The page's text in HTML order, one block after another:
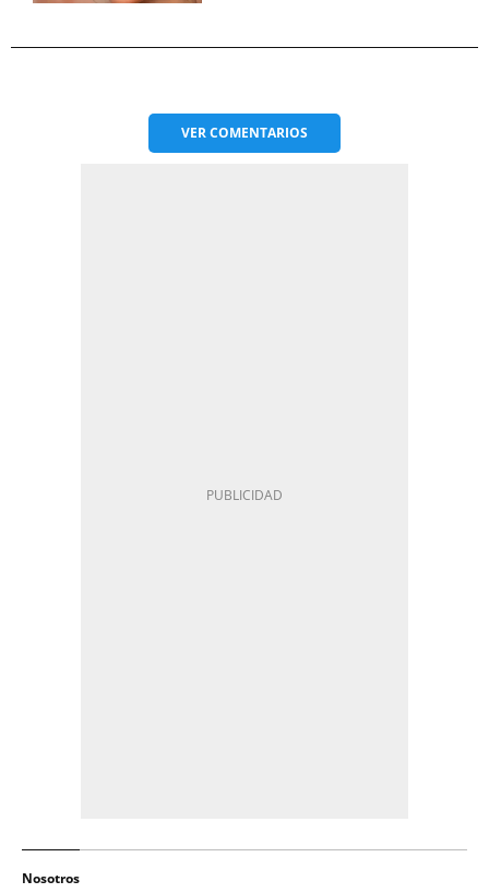
VERCOMENTARIOS
Nosotros